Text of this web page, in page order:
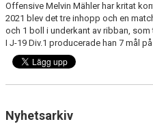
Offensive Melvin Mähler har kritat
2021 blev det tre inhopp och en
och 1 boll i underkant av ribban,
I J-19 Div.1 producerade han 7 mål
Nyhetsarkiv